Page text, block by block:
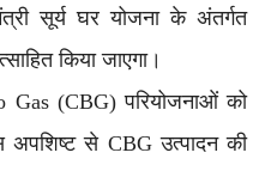
सूर्य घर योजना के अंतर्गत
किया जाएगा।
Gas (CBG) परियोजनाओं को
अपशिष्ट से CBG उत्पादन की